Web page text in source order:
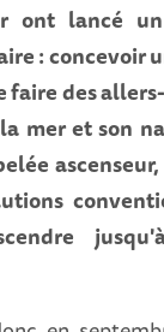
ont lancé
: concevoir
faire des
mer et son